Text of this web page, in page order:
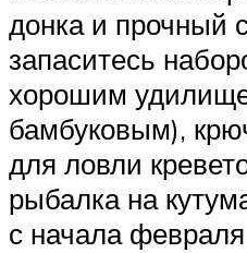
донка и прочный
запаситесь
хорошим
бамбуковым),
для ловли
рыбалка на
с начала